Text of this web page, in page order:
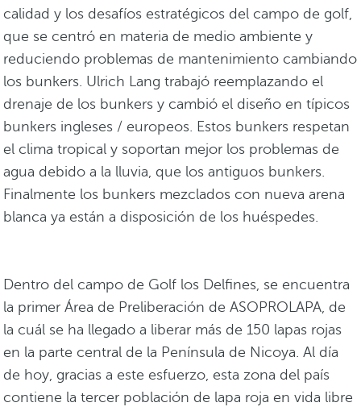
calidad y los desafíos estratégicos del campo de golf,
que se centró en materia de medio ambiente y
reduciendo problemas de mantenimiento cambiando
los bunkers. Ulrich Lang trabajó reemplazando el
drenaje de los bunkers y cambió el diseño en típicos
bunkers ingleses / europeos. Estos bunkers respetan
el clima tropical y soportan mejor los problemas de
agua debido a la lluvia, que los antiguos bunkers.
Finalmente los bunkers mezclados con nueva arena
blanca ya están a disposición de los huéspedes.
Dentro del campo de Golf los Delfines, se encuentra
la primer Área de Preliberación de ASOPROLAPA, de
la cuál se ha llegado a liberar más de 150 lapas rojas
en la parte central de la Península de Nicoya. Al día
de hoy, gracias a este esfuerzo, esta zona del país
contiene la tercer población de lapa roja en vida libre